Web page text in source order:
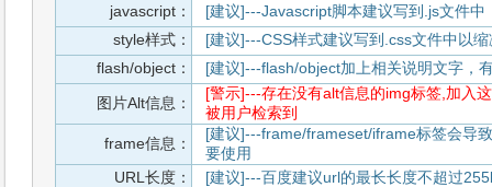
javascript：
[建议]---Javascript脚本建议写到.js文件中
style样式：
[建议]---CSS样式建议写到.css文件中以
flash/object：
[建议]---flash/object加上相关说明文字，
图片Alt信息：
[警示]---存在没有alt信息的img标签,加入
被用户检索到
frame信息：
[建议]---frame/frameset/iframe标签会导
要使用
URL长度：
[建议]---百度建议url的最长长度不超过